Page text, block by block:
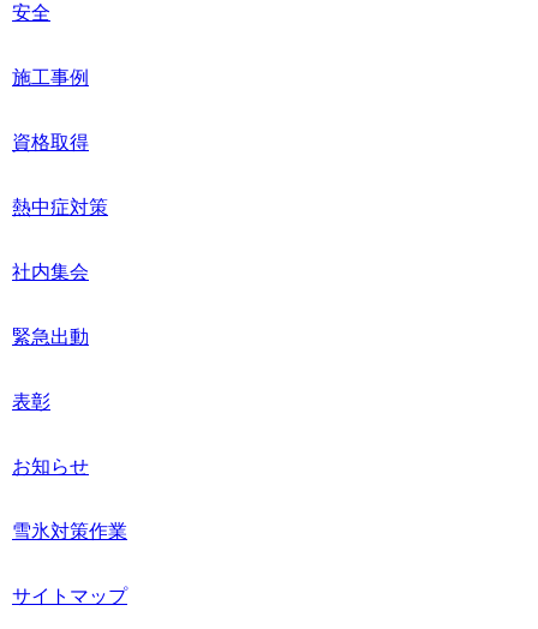
安全
施工事例
資格取得
熱中症対策
社内集会
緊急出動
表彰
お知らせ
雪氷対策作業
サイトマップ